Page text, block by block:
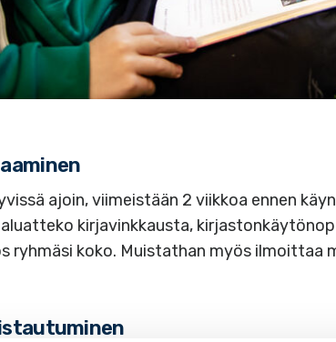
ajoin, viimeistään 2 viikkoa ennen
kirjavinkkausta,
ryhmäsi koko. Muistathan myös